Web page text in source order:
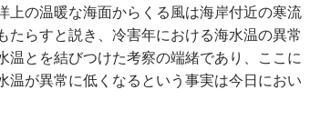
上の温暖な海面からくる風は海岸付近の寒流
たらすと説き、冷害年における海水温の異常
温とを結びつけた考察の端緒であり、ここに
温が異常に低くなるという事実は今日におい